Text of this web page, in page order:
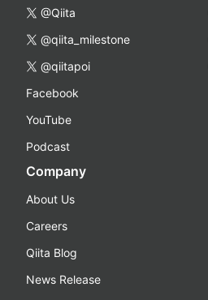
@Qiita
@qiita_milestone
@qiitapoi
Facebook
YouTube
Podcast
Company
About Us
Careers
Qiita Blog
News Release